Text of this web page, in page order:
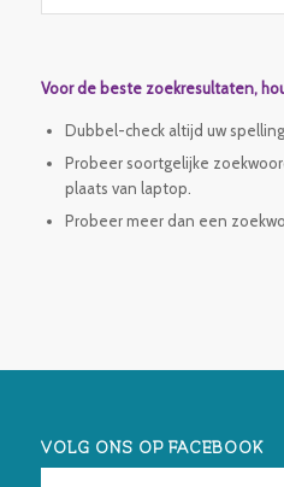
Voor de beste zoekresultaten,
Dubbel-check altijd uw spelling.
Probeer soortgelijke
plaats van laptop.
Probeer meer dan een
VOLG ONS OP FACEBOOK